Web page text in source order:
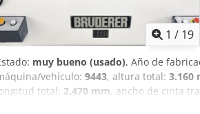
1 / 19
muy bueno (usado), Año de
vehículo: 9443, altura total: 3.160
total: 2.470 mm, ancho de cinta
, longitud del